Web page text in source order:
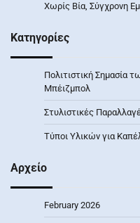
Χωρίς Βία, Σύγχρονη
Κατηγορίες
Πολιτιστική Σημασία
Μπέιζμπολ
Στυλιστικές
Τύποι Υλικών για
Αρχείο
February 2026